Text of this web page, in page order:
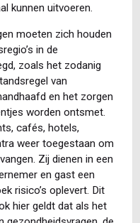
kunnen uitvoeren.
moeten zich houden
in de
zoals het zodanig
van
en het zorgen
worden ontsmet.
cafés, hotels,
weer toegestaan om
Zij dienen in een
en gast een
risico’s oplevert. Dit
hier geldt dat als het